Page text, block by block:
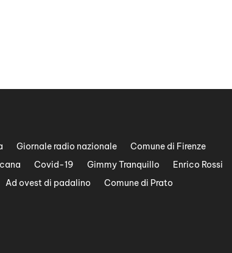
Giornale radio nazionale
Comune di Firenze
Covid-19 Gimmy Tranquillo
Enrico Rossi
Ad ovest di padalino
Comune di Prato